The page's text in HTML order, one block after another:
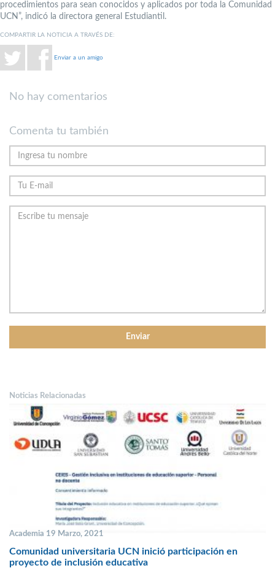
procedimientos para sean conocidos y aplicados por toda la Comunidad
UCN”, indicó la directora general Estudiantil.
COMPARTIR LA NOTICIA A TRAVÉS DE:
Enviar a un amigo
No hay comentarios
Comenta tu también
Noticias Relacionadas
Academia 19 Marzo, 2021
Comunidad universitaria UCN inició participación en
proyecto de inclusión educativa